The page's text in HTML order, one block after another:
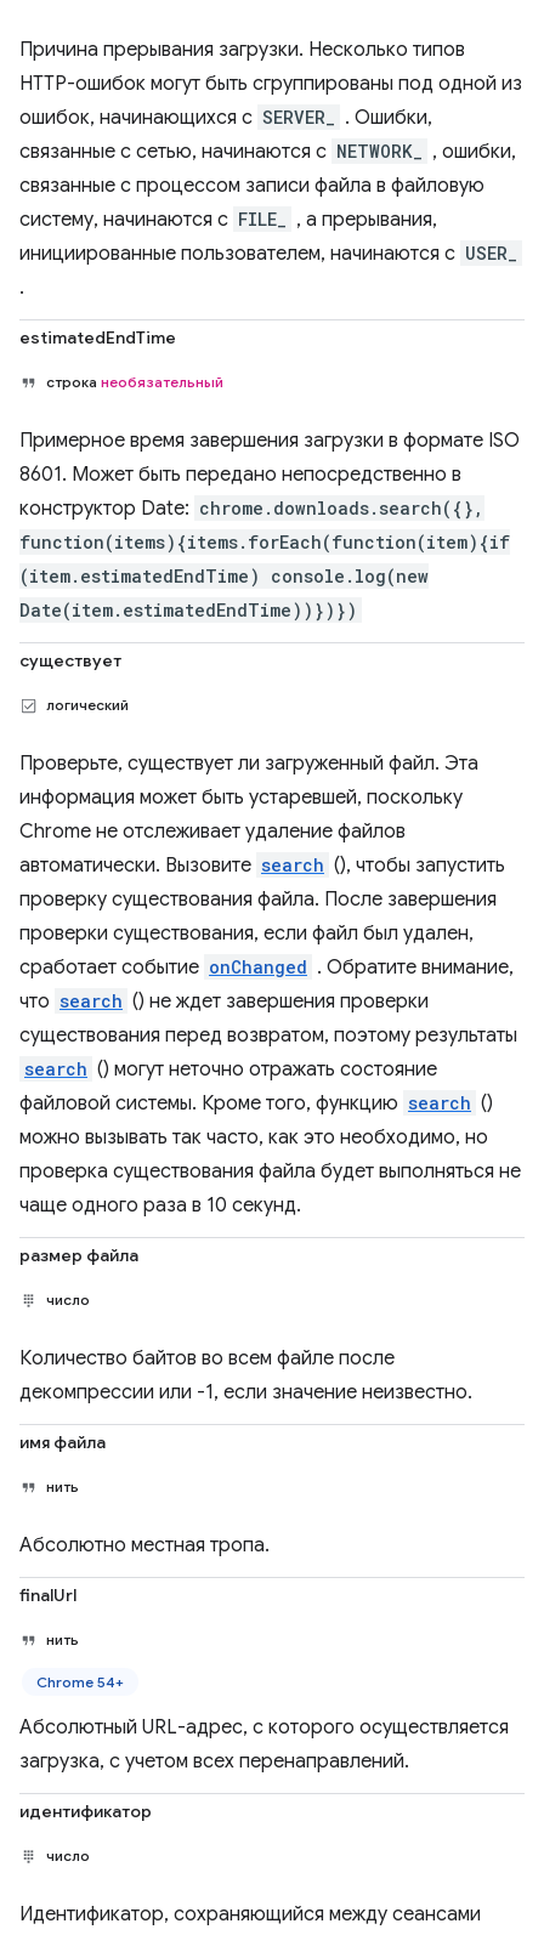
Причина прерывания загрузки. Несколько типов
HTTP-ошибок могут быть сгруппированы под одной из
ошибок, начинающихся с SERVER_
. Ошибки,
связанные с сетью, начинаются с NETWORK_
, ошибки,
связанные с процессом записи файла в файловую
систему, начинаются с FILE_
, а прерывания,
инициированные пользователем, начинаются с USER_
.
estimatedEndTime
строка необязательный
Примерное время завершения загрузки в формате ISO
8601. Может быть передано непосредственно в
конструктор Date: chrome.downloads.search({},
function(items){items.forEach(function(item){if
(item.estimatedEndTime) console.log(new
Date(item.estimatedEndTime))})})
существует
логический
Проверьте, существует ли загруженный файл. Эта
информация может быть устаревшей, поскольку
Chrome не отслеживает удаление файлов
автоматически. Вызовите search (), чтобы запустить
проверку существования файла. После завершения
проверки существования, если файл был удален,
сработает событие onChanged . Обратите внимание,
что search () не ждет завершения проверки
существования перед возвратом, поэтому результаты
search () могут неточно отражать состояние
файловой системы. Кроме того, функцию search ()
можно вызывать так часто, как это необходимо, но
проверка существования файла будет выполняться не
чаще одного раза в 10 секунд.
размер файла
число
Количество байтов во всем файле после
декомпрессии или -1, если значение неизвестно.
имя файла
нить
Абсолютно местная тропа.
finalUrl
нить
Chrome 54+
Абсолютный URL-адрес, с которого осуществляется
загрузка, с учетом всех перенаправлений.
идентификатор
число
Идентификатор, сохраняющийся между сеансами